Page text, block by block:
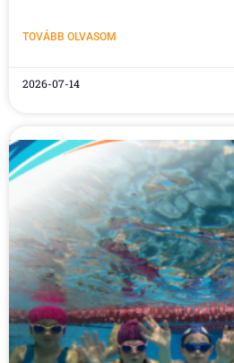
TOVÁBB OLVASOM
2026-07-14